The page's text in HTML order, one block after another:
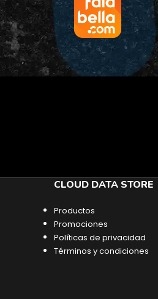
CLOUD DATA STORE
Productos
Promociones
Políticas de privacidad
Términos y condiciones